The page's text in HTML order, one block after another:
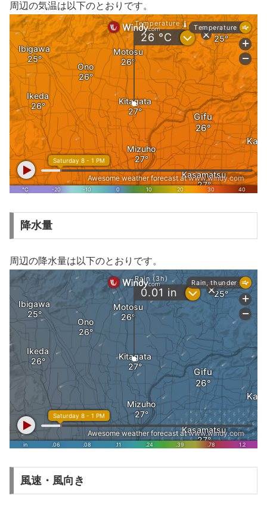
周辺の気温は以下のとおりです。
降水量
周辺の降水量は以下のとおりです。
風速・風向き